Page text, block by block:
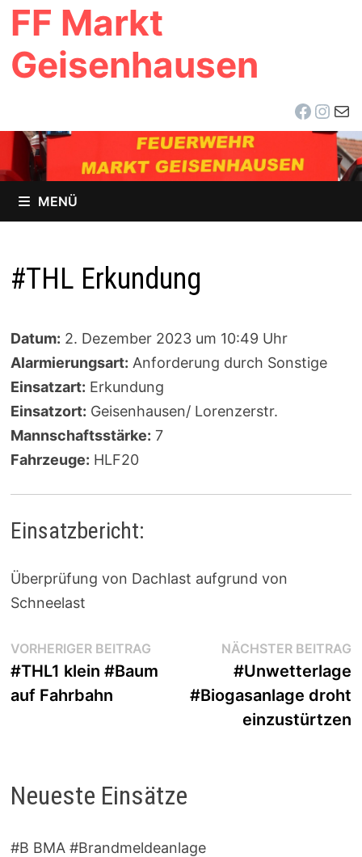
Zum
Inhalt
springen
FF Markt
Geisenhausen
E-
MENÜ
#THL Erkundung
Datum: 2. Dezember 2023 um 10:49 Uhr
Alarmierungsart: Anforderung durch Sonstige
Einsatzart: Erkundung
Einsatzort: Geisenhausen/ Lorenzerstr.
Mannschaftsstärke: 7
Fahrzeuge: HLF20
Einsatzbericht:
Überprüfung von Dachlast aufgrund von
Schneelast
Beitragsnavigation
VORHERIGER BEITRAGVorheriger
Beitrag:
#THL1 klein #Baum
auf Fahrbahn
NÄCHSTER BEITRAG
#Unwetterlage
#Biogasanlage droht
einzustürtzen
Neueste Einsätze
#B BMA #Brandmeldeanlage